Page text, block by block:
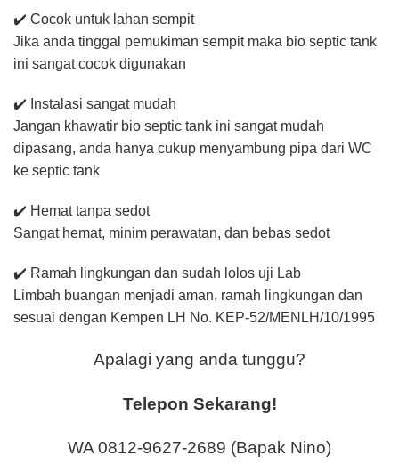
✔️ Cocok untuk lahan sempit
Jika anda tinggal pemukiman sempit maka bio septic tank
ini sangat cocok digunakan
✔️ Instalasi sangat mudah
Jangan khawatir bio septic tank ini sangat mudah
dipasang, anda hanya cukup menyambung pipa dari WC
ke septic tank
✔️ Hemat tanpa sedot
Sangat hemat, minim perawatan, dan bebas sedot
✔️ Ramah lingkungan dan sudah lolos uji Lab
Limbah buangan menjadi aman, ramah lingkungan dan
sesuai dengan Kempen LH No. KEP-52/MENLH/10/1995
Apalagi yang anda tunggu?
Telepon Sekarang!
WA 0812-9627-2689 (Bapak Nino)